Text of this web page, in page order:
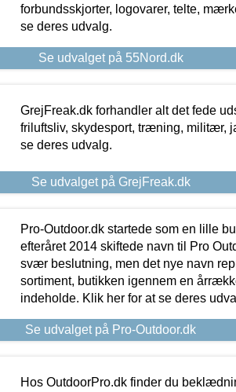
forbundsskjorter, logovarer, telte,
se deres udvalg.
Se udvalget på 55Nord.dk
GrejFreak.dk forhandler alt det fede
friluftsliv, skydesport, træning, militær,
se deres udvalg.
Se udvalget på GrejFreak.dk
Pro-Outdoor.dk startede som en lille
efteråret 2014 skiftede navn til Pro
svær beslutning, men det nye navn
sortiment, butikken igennem en
indeholde. Klik her for at se deres
Se udvalget på Pro-Outdoor.dk
Hos OutdoorPro.dk finder du